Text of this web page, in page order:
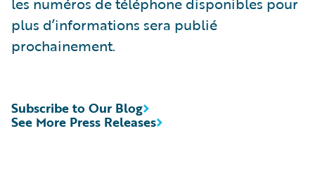
plus d’informations sera publié
prochainement.
See More Press Releases
Subscribe to Our Blog